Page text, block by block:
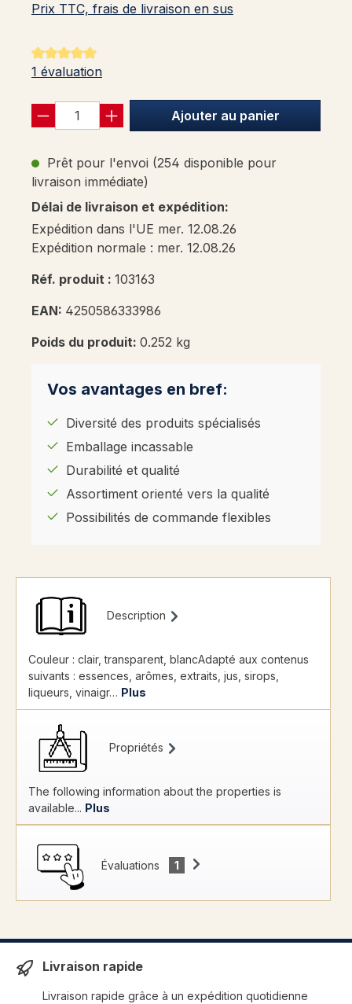
Prix TTC, frais de livraison en sus
Note moyenne de 5 sur 5 étoiles
1 évaluation
Ajouter au panier
Prêt pour l'envoi (254 disponible pour
livraison immédiate)
Délai de livraison et expédition:
Expédition dans l'UE mer. 12.08.26
Expédition normale : mer. 12.08.26
Réf. produit : 103163
EAN: 4250586333986
Poids du produit: 0.252 kg
Vos avantages en bref:
Diversité des produits spécialisés
Emballage incassable
Durabilité et qualité
Assortiment orienté vers la qualité
Possibilités de commande flexibles
Description
Couleur : clair, transparent, blancAdapté aux contenus
suivants : essences, arômes, extraits, jus, sirops,
liqueurs, vinaigr… Plus
Propriétés
The following information about the properties is
available... Plus
Évaluations 1
Livraison rapide
Livraison rapide grâce à un expédition quotidienne